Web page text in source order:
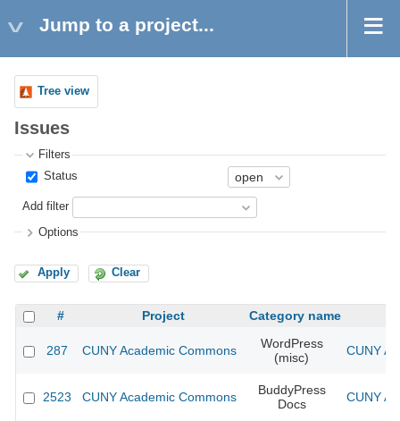
Jump to a project...
Tree view
Issues
Filters
Status
Add filter
Options
Apply Clear
# Project Category name
287 CUNY Academic Commons
WordPress
(misc)
CUNY
2523 CUNY Academic Commons
BuddyPress
Docs
CUNY